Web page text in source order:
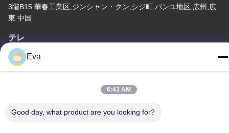
3階B15 華春工業区,ジンシャン・クン,シジ町,パンユ地区,広州,広
東 中国
テレ
86-020-3156-0583
中国 良質 閉ざされた吸い込みシステム 提供者 著作権 -2026
Eva
6:43 AM
Good day, what product are you looking for?